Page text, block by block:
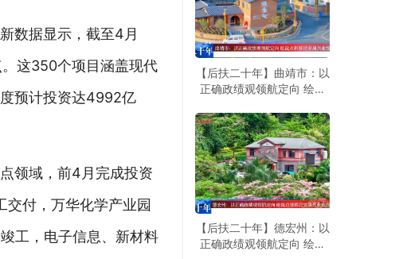
数据显示，截至4月
这350个项目涵盖现代
预计投资达4992亿
领域，前4月完成投资
付，万华化学产业园
工，电子信息、新材料
【后扶二十年】曲靖市：以
正确政绩观领航定向 绘就
景
【后扶二十年】德宏州：以
正确政绩观领航定向 绘就